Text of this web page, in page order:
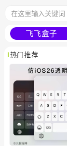
飞飞盒子
热门推荐